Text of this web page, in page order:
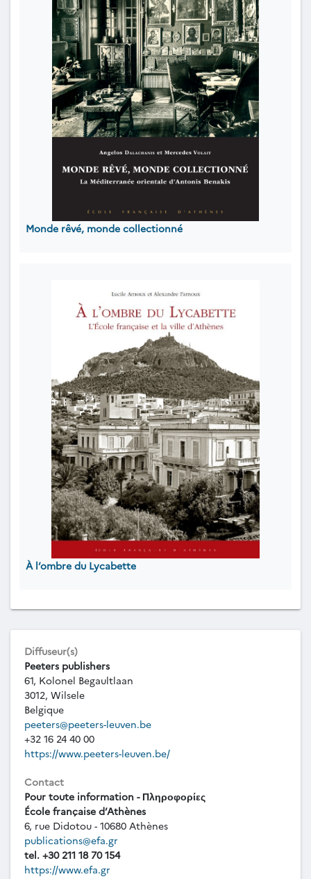
Monde rêvé, monde collectionné
À l’ombre du Lycabette
Diffuseur(s)
Peeters publishers
61, Kolonel Begaultlaan
3012, Wilsele
Belgique
peeters@peeters-leuven.be
+32 16 24 40 00
https://www.peeters-leuven.be/
Contact
Pour toute information - Πληροφορίες
École française d’Athènes
6, rue Didotou - 10680 Athènes
publications@efa.gr
tel. +30 211 18 70 154
https://www.efa.gr